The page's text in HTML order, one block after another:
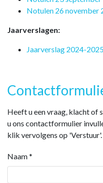
Notulen 26 november
Jaarverslagen:
Jaarverslag 2024-
Heeft u een vraag, klacht of
u ons contactformulier
klik vervolgens op 'Verstuur'.
Naam*